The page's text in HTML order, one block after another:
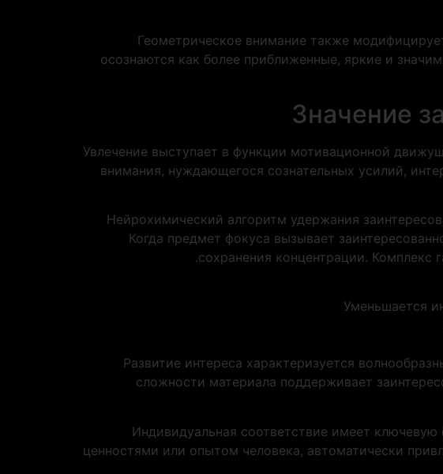
Геометрическое внимание также
осознаются как более приближенные, яркие и
Значение
Увлечение выступает в функции мотивационной
внимания, нуждающегося сознательных усилий,
Нейрохимический алгоритм удержания
Когда предмет фокуса вызывает
сохранения концентрации. Комплекс
Уменьшается
Развитие интереса характеризуется
сложности материала поддерживает
Индивидуальная соответствие имеет
ценностями или опытом человека, автоматически